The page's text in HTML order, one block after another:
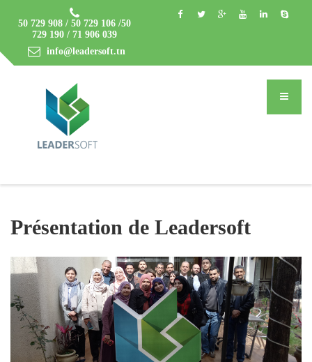
50 729 908 / 50 729 106 /50
729 190 / 71 906 039
info@leadersoft.tn
Présentation de Leadersoft